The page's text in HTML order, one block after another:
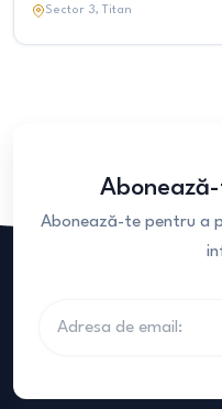
Sector 3, Titan
Abonează-te pentru a